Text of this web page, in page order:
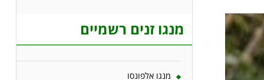
מנגו זנים רשמיים
מנגו אלפונסו